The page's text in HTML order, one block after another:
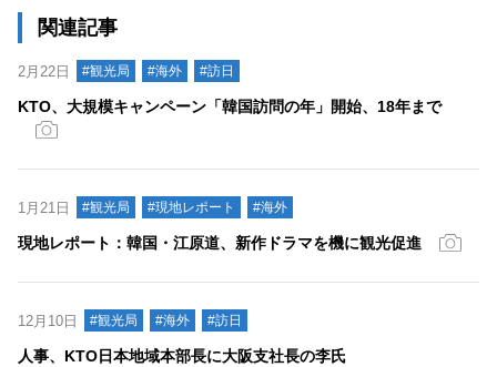
関連記事
2月22日 #観光局 #海外 #訪日
KTO、大規模キャンペーン「韓国訪問の年」開始、18年まで
1月21日 #観光局 #現地レポート #海外
現地レポート：韓国・江原道、新作ドラマを機に観光促進
12月10日 #観光局 #海外 #訪日
人事、KTO日本地域本部長に大阪支社長の李氏